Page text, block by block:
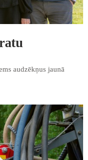
audzēkņus jaunā